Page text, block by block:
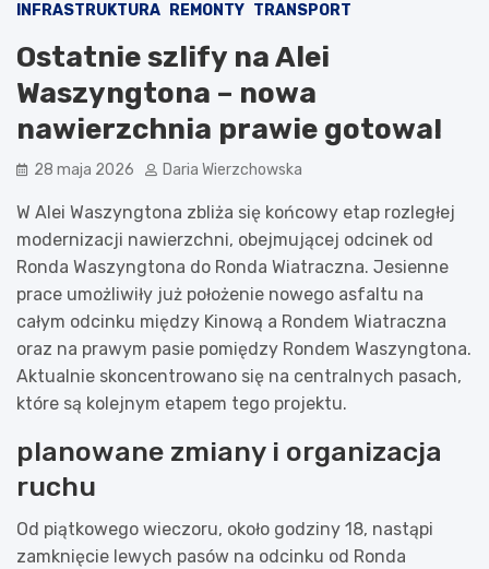
INFRASTRUKTURA REMONTY TRANSPORT
Ostatnie szlify na Alei
Waszyngtona – nowa
nawierzchnia prawie gotowa!
28 maja 2026 Daria Wierzchowska
W Alei Waszyngtona zbliża się końcowy etap rozległej
modernizacji nawierzchni, obejmującej odcinek od
Ronda Waszyngtona do Ronda Wiatraczna. Jesienne
prace umożliwiły już położenie nowego asfaltu na
całym odcinku między Kinową a Rondem Wiatraczna
oraz na prawym pasie pomiędzy Rondem Waszyngtona.
Aktualnie skoncentrowano się na centralnych pasach,
które są kolejnym etapem tego projektu.
planowane zmiany i organizacja
ruchu
Od piątkowego wieczoru, około godziny 18, nastąpi
zamknięcie lewych pasów na odcinku od Ronda